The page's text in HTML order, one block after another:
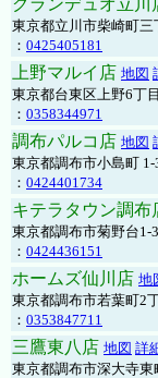
グランデュオ立川
東京都立川市柴崎町
： 0425405181
上野マルイ店 地図
東京都台東区上野6丁
： 0358344971
調布パルコ店 地図
東京都調布市小島町
： 0424401734
キテラタウン調布
東京都調布市菊野台
： 0424436151
ホームズ仙川店 地
東京都調布市若葉町2
： 0353847711
三鷹東八店 地図 詳
東京都調布市深大寺東